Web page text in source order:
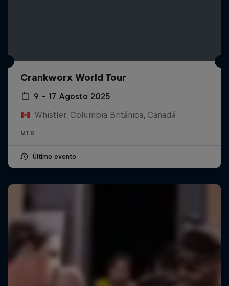
Crankworx World Tour
9 – 17 Agosto 2025
Whistler, Columbia Británica, Canadá
MTB
Último evento